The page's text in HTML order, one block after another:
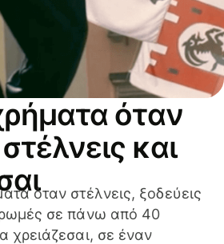
όταν
και
όταν στέλνεις, ξοδεύεις
σε πάνω από 40
χρειάζεσαι, σε έναν